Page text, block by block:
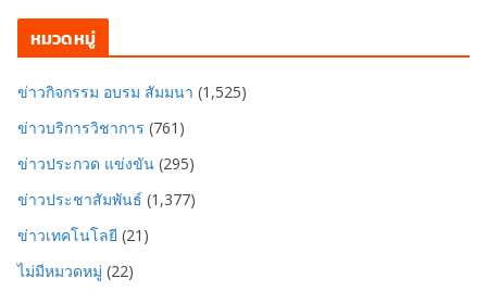
หมวดหมู่
ข่าวกิจกรรม อบรม สัมมนา (1,525)
ข่าวบริการวิชาการ (761)
ข่าวประกวด แข่งขัน (295)
ข่าวประชาสัมพันธ์ (1,377)
ข่าวเทคโนโลยี (21)
ไม่มีหมวดหมู่ (22)